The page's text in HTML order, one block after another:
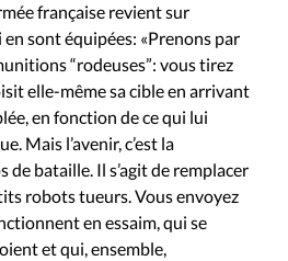
française revient sur
en sont équipées: «Prenons par
“rodeuses”: vous tirez
elle-même sa cible en arrivant
en fonction de ce qui lui
Mais l’avenir, c’est la
bataille. Il s’agit de remplacer
robots tueurs. Vous envoyez
en essaim, qui se
et qui, ensemble,